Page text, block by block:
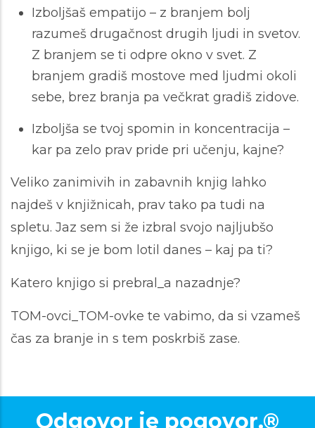
Izboljšaš empatijo – z branjem bolj
razumeš drugačnost drugih ljudi in svetov.
Z branjem se ti odpre okno v svet. Z
branjem gradiš mostove med ljudmi okoli
sebe, brez branja pa večkrat gradiš zidove.
Izboljša se tvoj spomin in koncentracija –
kar pa zelo prav pride pri učenju, kajne?
Veliko zanimivih in zabavnih knjig lahko
najdeš v knjižnicah, prav tako pa tudi na
spletu. Jaz sem si že izbral svojo najljubšo
knjigo, ki se je bom lotil danes – kaj pa ti?
Katero knjigo si prebral_a nazadnje?
TOM-ovci_TOM-ovke te vabimo, da si vzameš
čas za branje in s tem poskrbiš zase.
Odgovor je pogovor.®